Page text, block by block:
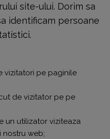
site-ului. Dorim sa
identificam persoane
vizitatori pe paginile
de vizitator pe pe
un utilizator viziteaza
nostru web;